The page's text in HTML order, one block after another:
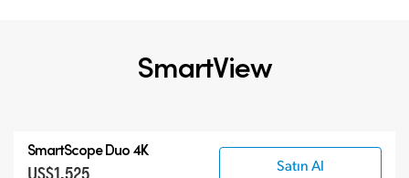
SmartView
SmartScope Duo 4K
US$1,525 Satın Al